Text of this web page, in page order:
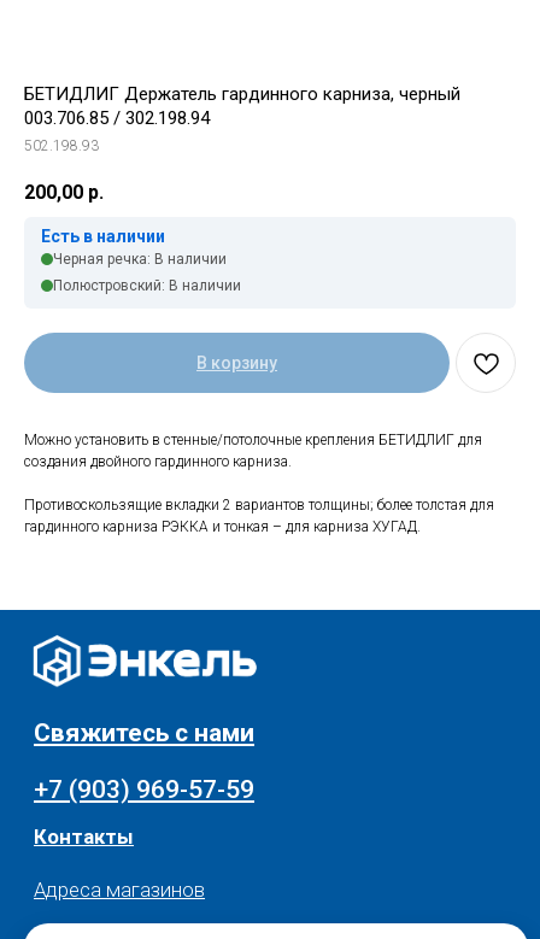
БЕТИДЛИГ Держатель гардинного карниза, черный
003.706.85 / 302.198.94
502.198.93
200,00 р.
Есть в наличии
Черная речка: В наличии
Полюстровский: В наличии
В корзину
Можно установить в стенные/потолочные крепления БЕТИДЛИГ для
создания двойного гардинного карниза.
Противоскользящие вкладки 2 вариантов толщины; более толстая для
гардинного карниза РЭККА и тонкая – для карниза ХУГАД.
Каталог
Текстиль для дома
Разное О нас
Соцсети:
+7 (903) 969-57-59
Свяжитесь с нами
Адреса магазинов
© 2025 - Интернет-магазин Enkelshop.ru